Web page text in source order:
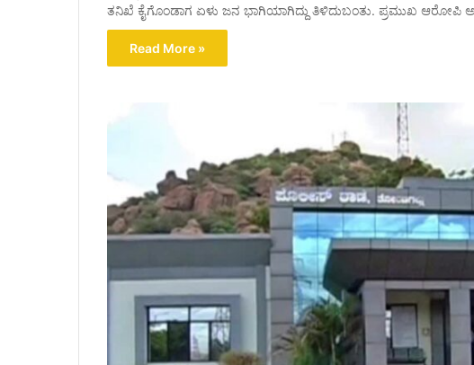
ತನಿಖೆ ಕೈಗೊಂಡಾಗ ಏಳು ಜನ ಭಾಗಿಯಾಗಿದ್ದು ತಿಳಿದುಬಂತು. ಪ್ರಮುಖ ಆರೋಪಿ
Read More »